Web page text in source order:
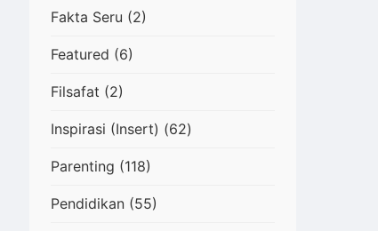
Fakta Seru (2)
Featured (6)
Filsafat (2)
Inspirasi (Insert) (62)
Parenting (118)
Pendidikan (55)